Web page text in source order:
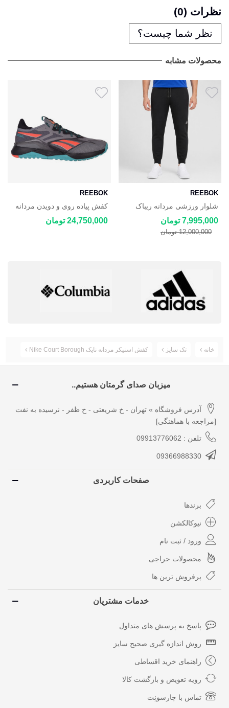
نظرات (0)
نظر شما چیست؟
محصولات مشابه
REEBOK
شلوار ورزشی مردانه ریباک
Reebok Knit Lounge
7,995,000 تومان
12,000,000 تومان
REEBOK
کفش پیاده روی و دویدن مردانه
ریباک Reebok Nano X2
24,750,000 تومان
خانه تک سایز کفش اسنیکر مردانه نایک Nike Court Borough
میزبان صدای گرمتان هستیم..
آدرس فروشگاه » تهران - خ شریعتی - خ ظفر - نرسیده به نفت
[مراجعه با هماهنگی]
تلفن : 09913776062
09366988330
صفحات کاربردی
برندها
نیوکالکشن
ورود / ثبت نام
محصولات حراجی
پرفروش ترین ها
خدمات مشتریان
پاسخ به پرسش های متداول
روش اندازه گیری صحیح سایز
راهنمای خرید اقساطی
رویه تعویض و بازگشت کالا
تماس با چارسونِت